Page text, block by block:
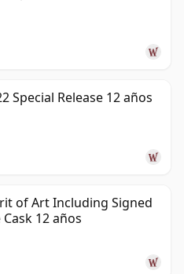
Special Release 12 años
of Art Including Signed
12 años